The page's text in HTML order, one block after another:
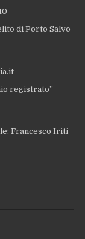
di Porto Salvo
registrato”
Francesco Iriti